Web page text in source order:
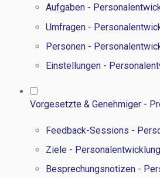
Aufgaben -
Umfragen -
Personen -
Einstellungen -
Vorgesetzte & Genehmiger -
Feedback-Sessions -
Ziele - Personalentwicklung
Besprechungsnotizen -